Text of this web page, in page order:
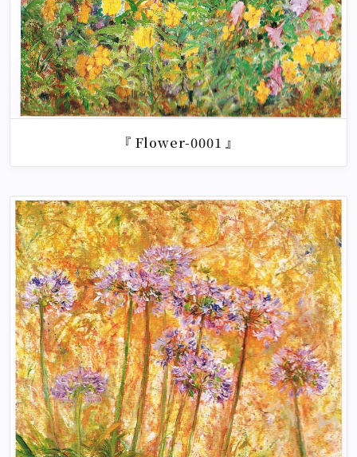
『 Flower-0001 』